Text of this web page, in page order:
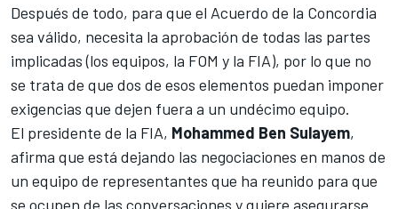
Después de todo, para que el Acuerdo de la Concordia
sea válido, necesita la aprobación de todas las partes
implicadas (los equipos, la FOM y la FIA), por lo que no
se trata de que dos de esos elementos puedan imponer
exigencias que dejen fuera a un undécimo equipo.
El presidente de la FIA, Mohammed Ben Sulayem,
afirma que está dejando las negociaciones en manos de
un equipo de representantes que ha reunido para que
se ocupen de las conversaciones y quiere asegurarse